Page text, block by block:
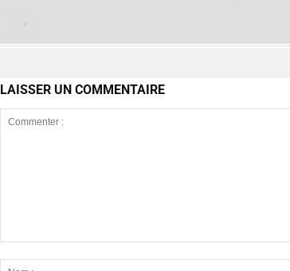
LAISSER UN COMMENTAIRE